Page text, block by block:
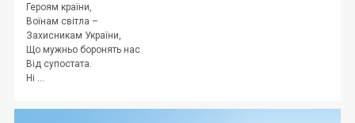
Героям країни,
Воїнам світла –
Захисникам України,
Що мужньо боронять нас
Від супостата.
Ні ...